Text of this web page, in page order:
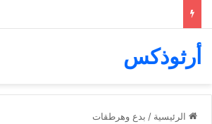
أرثوذكس
الرئيسية / بدع وهرطقات